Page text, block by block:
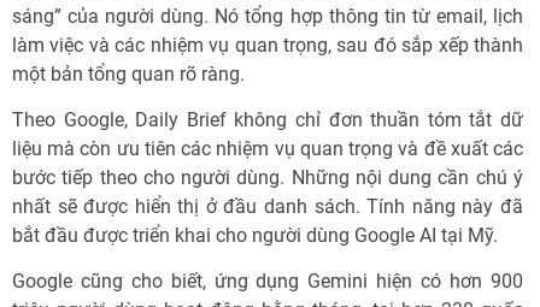
sáng” của người dùng. Nó tổng hợp thông tin từ email, lịch
làm việc và các nhiệm vụ quan trọng, sau đó sắp xếp thành
một bản tổng quan rõ ràng.
Theo Google, Daily Brief không chỉ đơn thuần tóm tắt dữ
liệu mà còn ưu tiên các nhiệm vụ quan trọng và đề xuất các
bước tiếp theo cho người dùng. Những nội dung cần chú ý
nhất sẽ được hiển thị ở đầu danh sách. Tính năng này đã
bắt đầu được triển khai cho người dùng Google AI tại Mỹ.
Google cũng cho biết, ứng dụng Gemini hiện có hơn 900